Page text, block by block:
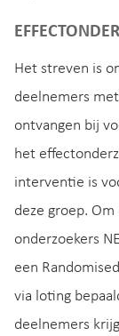
Het streven is
deelnemers
ontvangen bij
het
interventie is
deze groep.
onderzoekers
een
via loting
deelnemers